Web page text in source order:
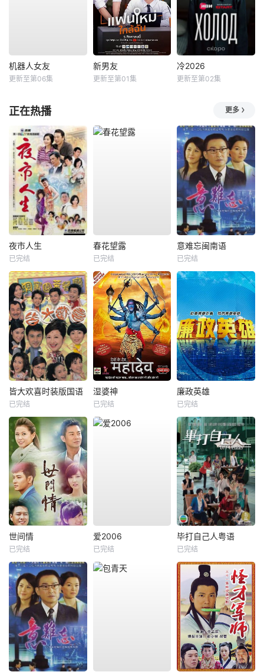
机器人女友
更新至第06集
新男友
更新至第01集
冷2026
更新至第02集
正在热播 更多
夜市人生
已完结
春花望露
已完结
意难忘闽南语
已完结
皆大欢喜时装版国语
已完结
湿婆神
已完结
廉政英雄
已完结
世间情
已完结
爱2006
已完结
毕打自己人粤语
已完结